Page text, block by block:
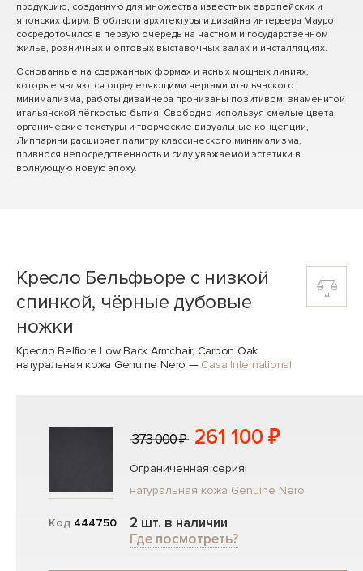
продукцию, созданную для множества известных европейских и
японских фирм. В области архитектуры и дизайна интерьера Мауро
сосредоточился в первую очередь на частном и государственном
жилье, розничных и оптовых выставочных залах и инсталляциях.
Основанные на сдержанных формах и ясных мощных линиях,
которые являются определяющими чертами итальянского
минимализма, работы дизайнера пронизаны позитивом, знаменитой
итальянской лёгкостью бытия. Свободно используя смелые цвета,
органические текстуры и творческие визуальные концепции,
Липпарини расширяет палитру классического минимализма,
привнося непосредственность и силу уважаемой эстетики в
волнующую новую эпоху.
Кресло Бельфьоре с низкой
спинкой, чёрные дубовые
ножки
Кресло Belfiore Low Back Armchair, Carbon Oak
натуральная кожа Genuine Nero — Casa International
Код 444750
373 000 ₽ 261 100 ₽
Ограниченная серия!
натуральная кожа Genuine Nero
2 шт. в наличии
Где посмотреть?